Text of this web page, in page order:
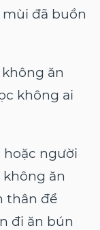
đã buồn
ăn
không ai
hoặc người
ăn
thân để
đi ăn bún